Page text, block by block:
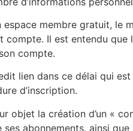
membre gratuit, le
Il est entendu que
compte.
lien dans ce délai qui
d’inscription.
objet la création d’un «
abonnements, ainsi que